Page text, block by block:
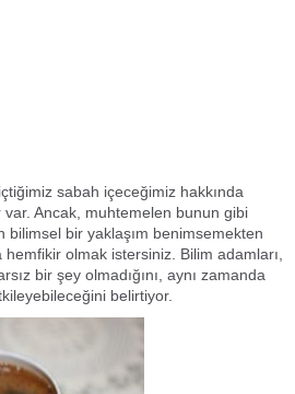
sabah içeceğimiz hakkında
var. Ancak, muhtemelen bunun gibi
bilimsel bir yaklaşım benimsemekten
olmak istersiniz. Bilim adamları,
bir şey olmadığını, aynı zamanda
belirtiyor.